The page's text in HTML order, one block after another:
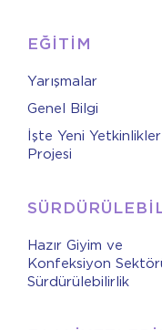
EĞİTİM
Yarışmalar
Genel Bilgi
İşte Yeni Yetkinlikler
Projesi
Hazır Giyim ve
Konfeksiyon
Sürdürülebilirlik